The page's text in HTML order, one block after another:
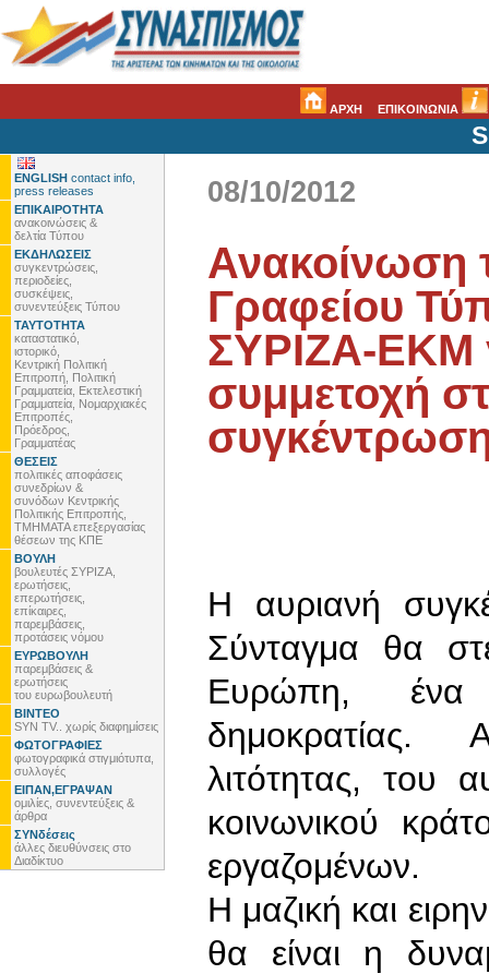
ΑΡΧΗ ΕΠΙΚΟΙΝΩΝΙΑ
ENGLISH contact info,
press releases
ΕΠΙΚΑΙΡΟΤΗΤΑ
ανακοινώσεις &
δελτία Τύπου
ΕΚΔΗΛΩΣΕΙΣ
συγκεντρώσεις,
περιοδείες,
συσκέψεις,
συνεντεύξεις Τύπου
ΤΑΥΤΟΤΗΤΑ
καταστατικό,
ιστορικό,
Κεντρική Πολιτική
Επιτροπή, Πολιτική
Γραμματεία, Εκτελεστική
Γραμματεία, Νομαρχιακές
Επιτροπές,
Πρόεδρος,
Γραμματέας
ΘΕΣΕΙΣ
πολιτικές αποφάσεις
συνεδρίων &
συνόδων Κεντρικής
Πολιτικής Επιτροπής,
ΤΜΗΜΑΤΑ επεξεργασίας
θέσεων της ΚΠΕ
ΒΟΥΛΗ
βουλευτές ΣΥΡΙΖΑ,
ερωτήσεις,
επερωτήσεις,
επίκαιρες,
παρεμβάσεις,
προτάσεις νόμου
ΕΥΡΩΒΟΥΛΗ
παρεμβάσεις &
ερωτήσεις
του ευρωβουλευτή
ΒΙΝΤΕΟ
SYN TV.. χωρίς διαφημίσεις
ΦΩΤΟΓΡΑΦΙΕΣ
φωτογραφικά στιγμιότυπα,
συλλογές
ΕΙΠΑΝ,ΕΓΡΑΨΑΝ
ομιλίες, συνεντεύξεις &
άρθρα
ΣΥΝδέσεις
άλλες διευθύνσεις στο
Διαδίκτυο
08/10/2012
Ανακοίνωση
Γραφείου
ΣΥΡΙΖΑ-ΕΚΜ
συμμετοχή
Η αυριανή
Σύνταγμα θα
Ευρώπη, ένα
δημοκρατίας.
λιτότητας, του
κοινωνικού
εργαζομένων.
Η μαζική και
θα είναι η